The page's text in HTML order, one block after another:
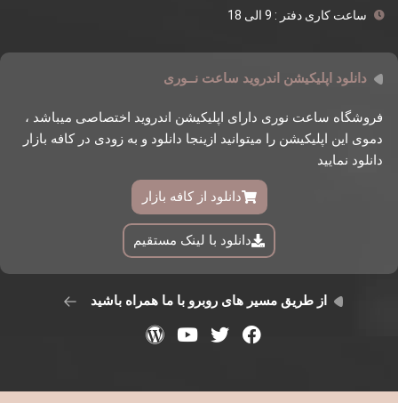
ساعت کاری دفتر : 9 الی 18
دانلود اپلیکیشن اندروید ساعت نــوری
فروشگاه ساعت نوری دارای اپلیکیشن اندروید اختصاصی میباشد ،
دموی این اپلیکیشن را میتوانید ازینجا دانلود و به زودی در کافه بازار
دانلود نمایید
دانلود از کافه بازار
دانلود با لینک مستقیم
از طریق مسیر های روبرو با ما همراه باشید